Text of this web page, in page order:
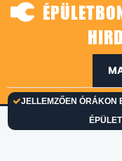
JELLEMZŐEN ÓRÁKON